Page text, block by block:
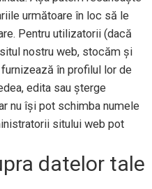
următoare în loc să le
Pentru utilizatorii (dacă
nostru web, stocăm și
în profilul lor de
edita sau șterge
nu își pot schimba numele
sitului web pot
datelor tale